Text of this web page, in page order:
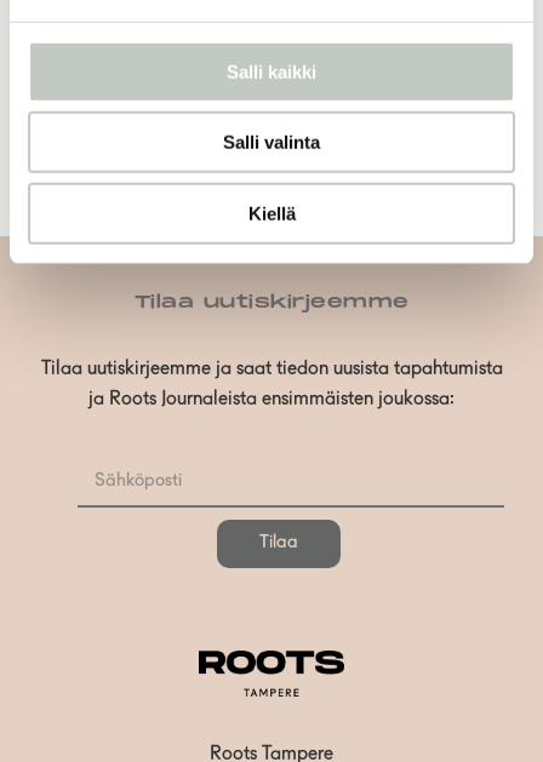
Salli kaikki
Salli valinta
Kiellä
ROOTS online 1 kk
18,90€
Näytä tuote
Tilaa uutiskirjeemme
Tilaa uutiskirjeemme ja saat tiedon uusista tapahtumista
ja Roots Journaleista ensimmäisten joukossa:
Tilaa
Roots Tampere